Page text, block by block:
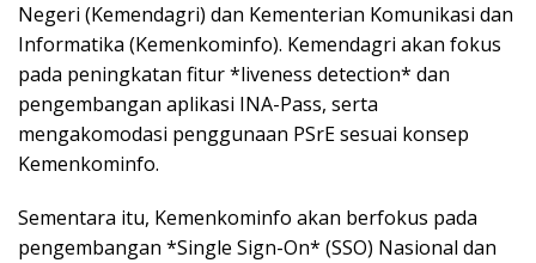
Negeri (Kemendagri) dan Kementerian Komunikasi dan
Informatika (Kemenkominfo). Kemendagri akan fokus
pada peningkatan fitur *liveness detection* dan
pengembangan aplikasi INA-Pass, serta
mengakomodasi penggunaan PSrE sesuai konsep
Kemenkominfo.
Sementara itu, Kemenkominfo akan berfokus pada
pengembangan *Single Sign-On* (SSO) Nasional dan